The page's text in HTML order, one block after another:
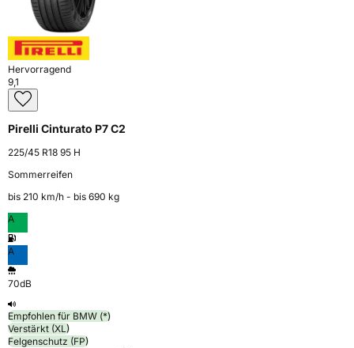
Hervorragend
9,1
Pirelli Cinturato P7 C2
225/45 R18 95 H
Sommerreifen
bis 210 km⁠/⁠h - bis 690 kg
A
A
70dB
Empfohlen für BMW (*)
Verstärkt (XL)
Felgenschutz (FP)